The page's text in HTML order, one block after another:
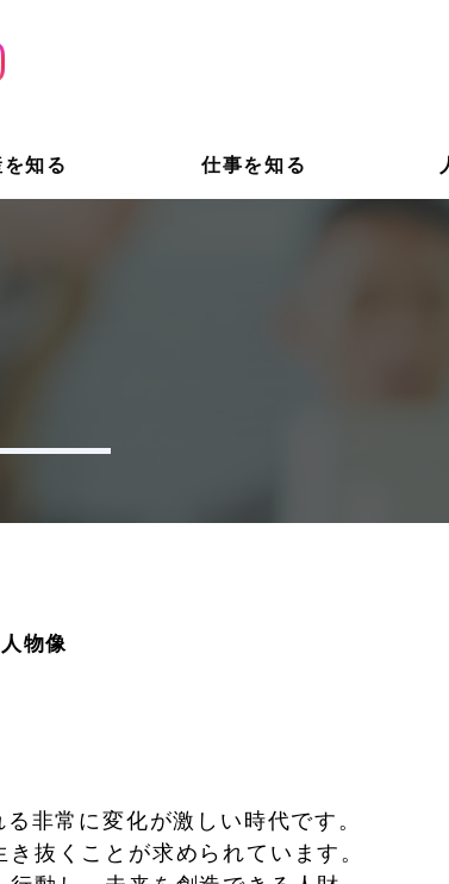
知る 仕事を知る
物像
非常に変化が激しい時代です。
抜くことが求められています。